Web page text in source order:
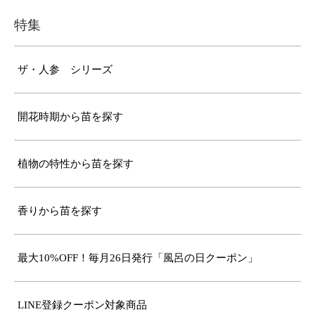
特集
ザ・人参 シリーズ
開花時期から苗を探す
植物の特性から苗を探す
香りから苗を探す
最大10%OFF！毎月26日発行「風呂の日クーポン」
LINE登録クーポン対象商品